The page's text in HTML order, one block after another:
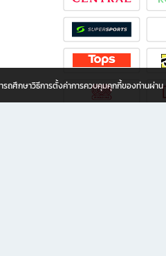
รถศึกษาวิธีการตั้งค่าการควบคุมคุกกี้ของท่านผ่าน